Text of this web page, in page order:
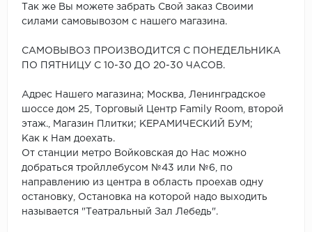
Так же Вы можете забрать Свой заказ Своими
силами самовывозом с нашего магазина.
САМОВЫВОЗ ПРОИЗВОДИТСЯ С ПОНЕДЕЛЬНИКА
ПО ПЯТНИЦУ С 10-30 ДО 20-30 ЧАСОВ.
Адрес Нашего магазина; Москва, Ленинградское
шоссе дом 25, Торговый Центр Family Room, второй
этаж., Магазин Плитки; КЕРАМИЧЕСКИЙ БУМ;
Как к Нам доехать.
От станции метро Войковская до Нас можно
добраться тройллебусом №43 или №6, по
направлению из центра в область проехав одну
остановку, Остановка на которой надо выходить
называется "Театральный Зал Лебедь".